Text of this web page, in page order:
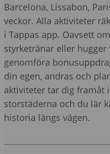
Barcelona, Lissabon,
veckor. Alla aktiviteter
i Tappas app. Oavsett
styrketränar eller
genomföra
din egen, andras och
aktiviteter tar dig framåt
storstäderna och du lär
historia längs vägen.